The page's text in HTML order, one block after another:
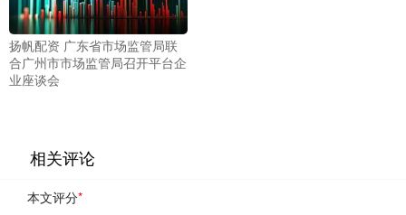
扬帆配资 广东省市场监管局联
合广州市市场监管局召开平台企
业座谈会
相关评论
本文评分*